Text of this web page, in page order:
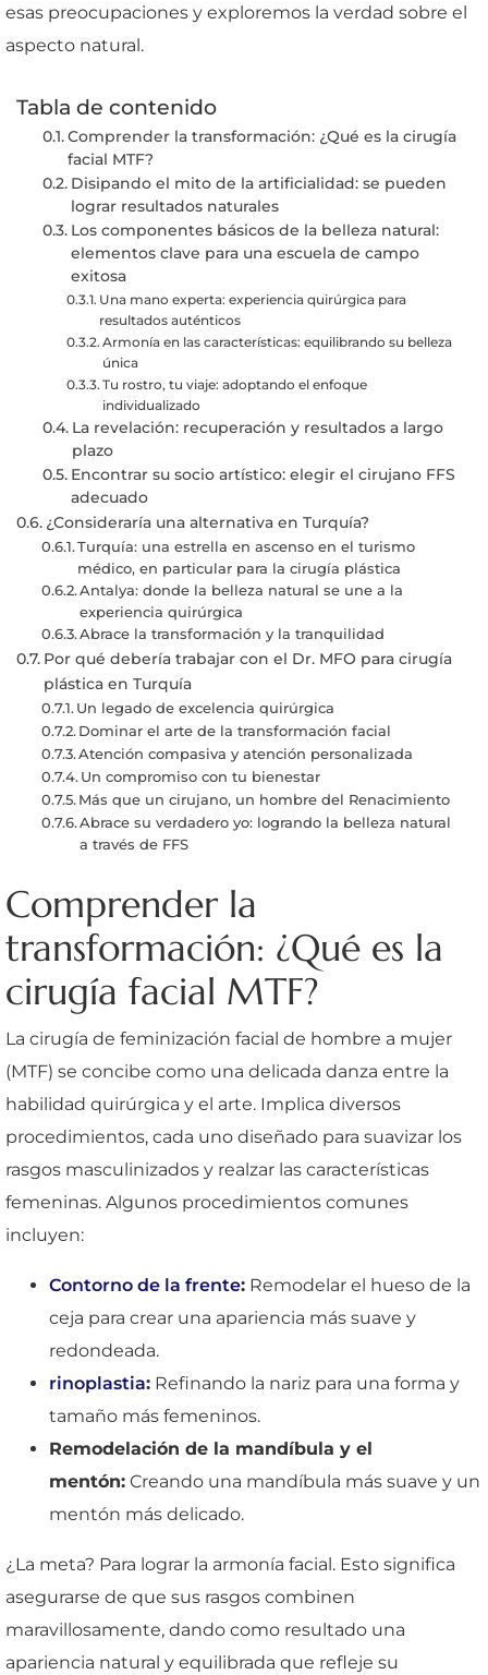
esas preocupaciones y exploremos la verdad sobre el
aspecto natural.
Tabla de contenido
Comprender la transformación: ¿Qué es la cirugía
facial MTF?
Disipando el mito de la artificialidad: se pueden
lograr resultados naturales
Los componentes básicos de la belleza natural:
elementos clave para una escuela de campo
exitosa
Una mano experta: experiencia quirúrgica para
resultados auténticos
Armonía en las características: equilibrando su belleza
única
Tu rostro, tu viaje: adoptando el enfoque
individualizado
La revelación: recuperación y resultados a largo
plazo
Encontrar su socio artístico: elegir el cirujano FFS
adecuado
¿Consideraría una alternativa en Turquía?
Turquía: una estrella en ascenso en el turismo
médico, en particular para la cirugía plástica
Antalya: donde la belleza natural se une a la
experiencia quirúrgica
Abrace la transformación y la tranquilidad
Por qué debería trabajar con el Dr. MFO para cirugía
plástica en Turquía
Un legado de excelencia quirúrgica
Dominar el arte de la transformación facial
Atención compasiva y atención personalizada
Un compromiso con tu bienestar
Más que un cirujano, un hombre del Renacimiento
Abrace su verdadero yo: logrando la belleza natural
a través de FFS
Comprender la
transformación: ¿Qué es la
cirugía facial MTF?
La cirugía de feminización facial de hombre a mujer
(MTF) se concibe como una delicada danza entre la
habilidad quirúrgica y el arte. Implica diversos
procedimientos, cada uno diseñado para suavizar los
rasgos masculinizados y realzar las características
femeninas. Algunos procedimientos comunes
incluyen:
Contorno de la frente: Remodelar el hueso de la
ceja para crear una apariencia más suave y
redondeada.
rinoplastia: Refinando la nariz para una forma y
tamaño más femeninos.
Remodelación de la mandíbula y el
mentón: Creando una mandíbula más suave y un
mentón más delicado.
¿La meta? Para lograr la armonía facial. Esto significa
asegurarse de que sus rasgos combinen
maravillosamente, dando como resultado una
apariencia natural y equilibrada que refleje su